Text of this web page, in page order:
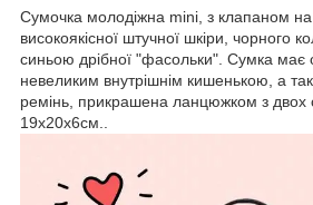
Сумочка молодіжна mini, з клапаном на
високоякісної штучної шкіри, чорного
синьою дрібної "фасольки". Сумка має
невеликим внутрішнім кишенькою, а
ремінь, прикрашена ланцюжком з двох
19х20х6см..